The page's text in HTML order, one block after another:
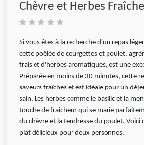
Chèvre et Herbes
Si vous êtes à la recherche d'un repas
cette poêlée de courgettes et poulet,
frais et d'herbes aromatiques, est une
Préparée en moins de 30 minutes, cette
saveurs fraîches et est idéale pour un
sain. Les herbes comme le basilic et la
touche de fraîcheur qui se marie
du chèvre et la tendresse du poulet. Voici
plat délicieux pour deux personnes.